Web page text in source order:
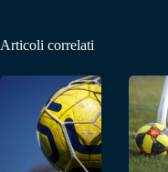
Articoli correlati